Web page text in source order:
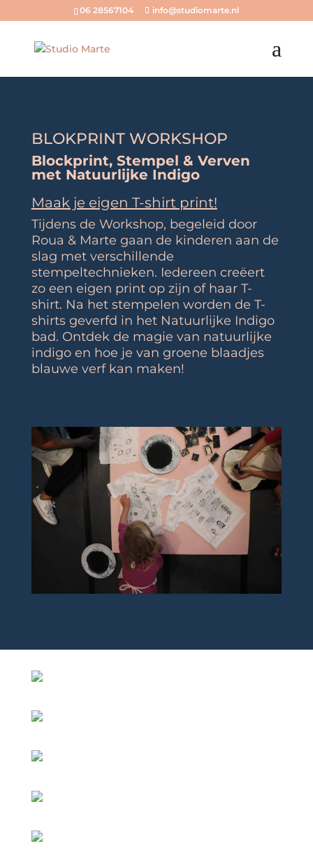
06 28567104 info@studiomarte.nl
BLOKPRINT WORKSHOP
Blockprint, Stempel & Verven
met Natuurlijke Indigo
Maak je eigen T-shirt print!
Tijdens de Workshop, begeleid door
Roua & Marte gaan de kinderen aan de
slag met verschillende
stempeltechnieken. Iedereen creëert
zo een eigen print op zijn of haar T-
shirt. Na het stempelen worden de T-
shirts geverfd in het Natuurlijke Indigo
bad. Ontdek de magie van natuurlijke
indigo en hoe je van groene blaadjes
blauwe verf kan maken!